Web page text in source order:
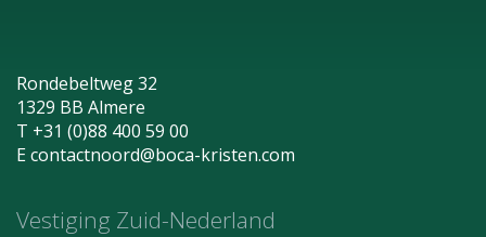
Rondebeltweg 32
1329 BB Almere
T +31 (0)88 400 59 00
Econtactnoord@boca-kristen.com
Vestiging Zuid-Nederland